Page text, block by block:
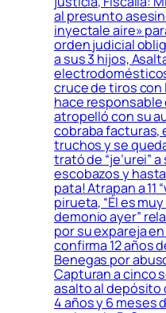
al presunto
inyectale aire»
orden judicial
a sus 3 hijos,
cruce de tiros con
hace
atropelló con su
cobraba facturas,
truchos y se
trató de “je’urei”
escobazos y
pata! Atrapan a 11
pirueta, “Él es
demonio ayer”
por su expareja
confirma 12 años
Benegas por
Capturan a cinco
asalto al depósito
4 años y 6 meses